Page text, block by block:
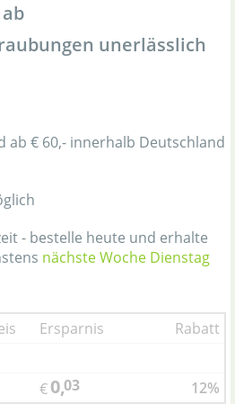
unerlässlich
ab € 60,- innerhalb Deutschland
- bestelle heute und erhalte
nächste Woche Dienstag
Ersparnis
Rabatt
€0,03 12%